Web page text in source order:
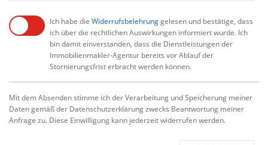
Ich habe die Widerrufsbelehrunggelesen und bestätige, dass
ich über die rechtlichen Auswirkungen informiert wurde. Ich
bin damit einverstanden, dass die Dienstleistungen der
Immobilienmakler-Agentur bereits vor Ablauf der
Stornierungsfrist erbracht werden können.
Mit dem Absenden stimme ich der Verarbeitung und Speicherung meiner
Daten gemäß der Datenschutzerklärung zwecks Beantwortung meiner
Anfrage zu. Diese Einwilligung kann jederzeit widerrufen werden.